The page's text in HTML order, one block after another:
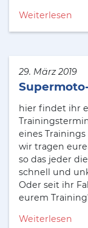
Weiterlesen
29. März 2019
hier findet ihr
eines
wir tragen
so das jeder
schnell und
Oder seit ihr
eurem
Weiterlesen